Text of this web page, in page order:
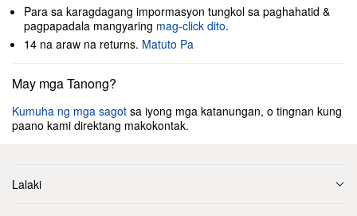
Para sa karagdagang impormasyon tungkol sa paghahatid &
pagpapadala mangyaring mag-click dito.
14 na araw na returns. Matuto Pa
May mga Tanong?
Kumuha ng mga sagot sa iyong mga katanungan, o tingnan kung
paano kami direktang makokontak.
Lalaki